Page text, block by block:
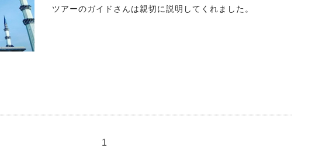
ツアーのガイドさんは親切に説明してくれました。
1